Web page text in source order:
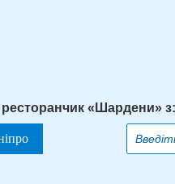
«Шардени» з: